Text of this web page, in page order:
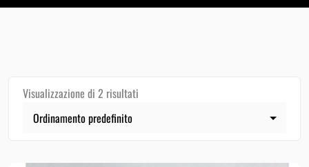
Visualizzazione di 2 risultati